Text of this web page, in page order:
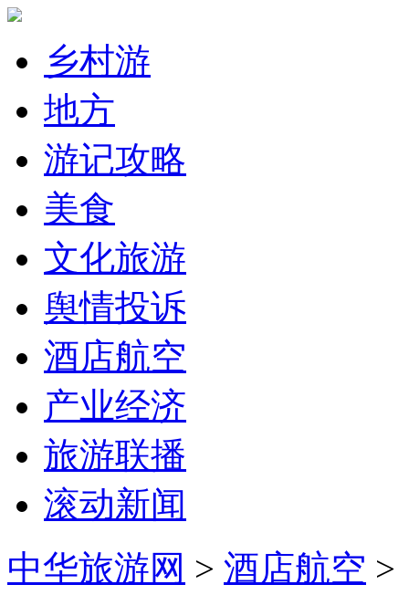
乡村游
地方
游记攻略
美食
文化旅游
舆情投诉
酒店航空
产业经济
旅游联播
滚动新闻
中华旅游网 > 酒店航空 >